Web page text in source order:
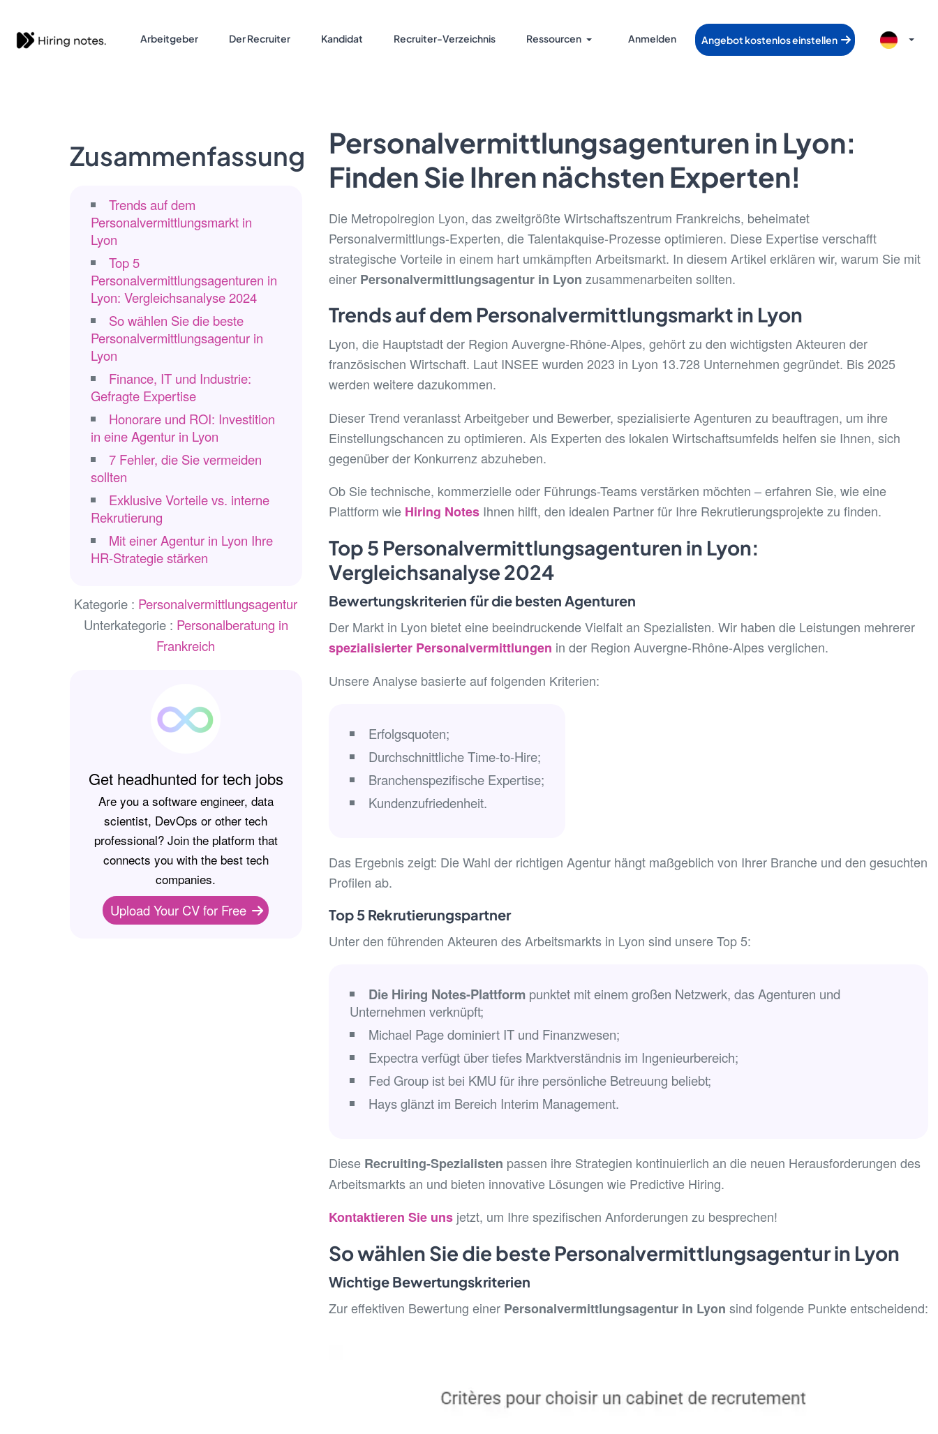
Arbeitgeber Der Recruiter Kandidat Recruiter-Verzeichnis Ressourcen Anmelden Angebot kostenlos einstellen
Zusammenfassung
Trends auf dem
Personalvermittlungsmarkt in
Lyon
Top 5
Personalvermittlungsagenturen in
Lyon: Vergleichsanalyse 2024
So wählen Sie die beste
Personalvermittlungsagentur in
Lyon
Finance, IT und Industrie:
Gefragte Expertise
Honorare und ROI: Investition
in eine Agentur in Lyon
7 Fehler, die Sie vermeiden
sollten
Exklusive Vorteile vs. interne
Rekrutierung
Mit einer Agentur in Lyon Ihre
HR-Strategie stärken
Kategorie : Personalvermittlungsagentur
Unterkategorie : Personalberatung in
Frankreich
Get headhunted for tech jobs
Are you a software engineer, data
scientist, DevOps or other tech
professional? Join the platform that
connects you with the best tech
companies.
Upload Your CV for Free
Personalvermittlungsagenturen in Lyon:
Finden Sie Ihren nächsten Experten!
Die Metropolregion Lyon, das zweitgrößte Wirtschaftszentrum Frankreichs, beheimatet
Personalvermittlungs-Experten, die Talentakquise-Prozesse optimieren. Diese Expertise verschafft
strategische Vorteile in einem hart umkämpften Arbeitsmarkt. In diesem Artikel erklären wir, warum Sie mit
einer Personalvermittlungsagentur in Lyon zusammenarbeiten sollten.
Trends auf dem Personalvermittlungsmarkt in Lyon
Lyon, die Hauptstadt der Region Auvergne-Rhône-Alpes, gehört zu den wichtigsten Akteuren der
französischen Wirtschaft. Laut INSEE wurden 2023 in Lyon 13.728 Unternehmen gegründet. Bis 2025
werden weitere dazukommen.
Dieser Trend veranlasst Arbeitgeber und Bewerber, spezialisierte Agenturen zu beauftragen, um ihre
Einstellungschancen zu optimieren. Als Experten des lokalen Wirtschaftsumfelds helfen sie Ihnen, sich
gegenüber der Konkurrenz abzuheben.
Ob Sie technische, kommerzielle oder Führungs-Teams verstärken möchten – erfahren Sie, wie eine
Plattform wie Hiring Notes Ihnen hilft, den idealen Partner für Ihre Rekrutierungsprojekte zu finden.
Top 5 Personalvermittlungsagenturen in Lyon:
Vergleichsanalyse 2024
Bewertungskriterien für die besten Agenturen
Der Markt in Lyon bietet eine beeindruckende Vielfalt an Spezialisten. Wir haben die Leistungen mehrerer
spezialisierter Personalvermittlungen in der Region Auvergne-Rhône-Alpes verglichen.
Unsere Analyse basierte auf folgenden Kriterien:
Erfolgsquoten;
Durchschnittliche Time-to-Hire;
Branchenspezifische Expertise;
Kundenzufriedenheit.
Das Ergebnis zeigt: Die Wahl der richtigen Agentur hängt maßgeblich von Ihrer Branche und den gesuchten
Profilen ab.
Top 5 Rekrutierungspartner
Unter den führenden Akteuren des Arbeitsmarkts in Lyon sind unsere Top 5:
Die Hiring Notes-Plattformpunktet mit einem großen Netzwerk, das Agenturen und
Unternehmen verknüpft;
Michael Page dominiert IT und Finanzwesen;
Expectra verfügt über tiefes Marktverständnis im Ingenieurbereich;
Fed Group ist bei KMU für ihre persönliche Betreuung beliebt;
Hays glänzt im Bereich Interim Management.
Diese Recruiting-Spezialisten passen ihre Strategien kontinuierlich an die neuen Herausforderungen des
Arbeitsmarkts an und bieten innovative Lösungen wie Predictive Hiring.
Kontaktieren Sie uns jetzt, um Ihre spezifischen Anforderungen zu besprechen!
So wählen Sie die beste Personalvermittlungsagentur in Lyon
Wichtige Bewertungskriterien
Zur effektiven Bewertung einer Personalvermittlungsagentur in Lyon sind folgende Punkte entscheidend: